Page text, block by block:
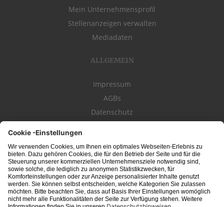
Mein Unternehmensprofil
Stellenanzeigen verwalten
Mediadaten
ALLGEMEIN
Impressum
AGBs
Datenschutz
schwäbischeJOBS - die Stellenbörse für die RegionBodensee, Schwaben,
Ostalbund Allgäu. Alle Jobs im Süden!